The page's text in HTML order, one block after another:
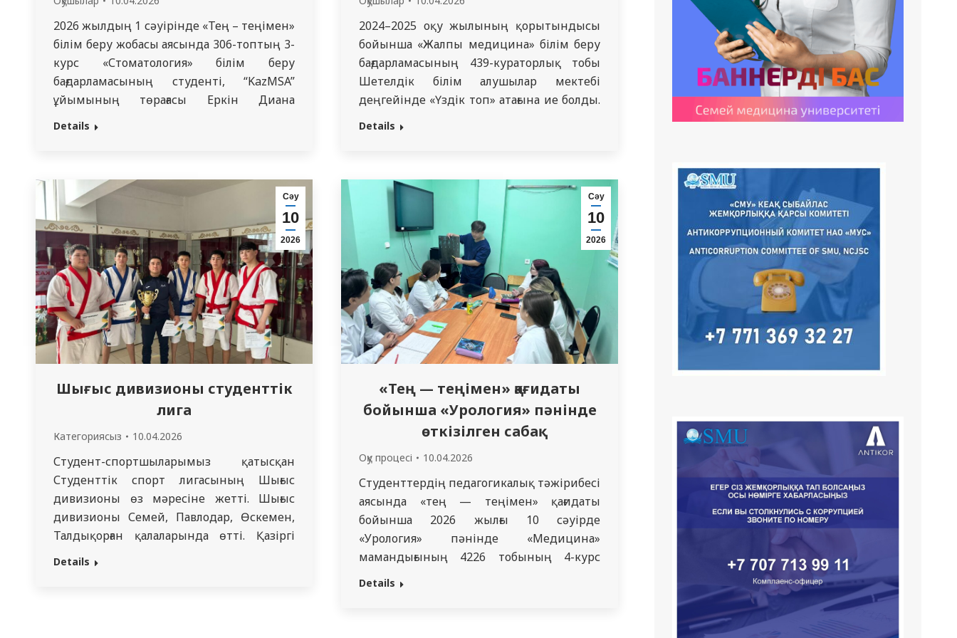
2024–2025 оқу жылының қорытындысы
бойынша «Жалпы медицина» білім беру
бағдарламасының 439-кураторлық тобы
Шетелдік білім алушылар мектебі
деңгейінде «Үздік топ» атағына ие болды.
Топ кураторы – доцент Д.М. Тусупова
студенттер университет өмірінің түрлі
бағыттарында жоғары белсенділік пен
елеулі жетістіктер көрсетті. Топ білім
алушылары ғылыми қызметке…
Details
2026 жылдың 1 сәуірінде «Тең – теңімен»
білім беру жобасы аясында 306-топтың 3-
курс «Стоматология» білім беру
бағдарламасының студенті, “KazMSA”
ұйымының төрағасы Еркін Диана
Дулатқызы ҚР ҰҒА академигі Т.Қ.Раисов
Манарбекқызының жетекшілігімен 1302
«Стоматология» ОБ тобының
студенттеріне және 208-топтың 2-курс
«Стоматология» білім беру
бағдарламасының студенттері Сеитова
Аделия,…
Details
Сәу
10
2026
Шығыс дивизионы студенттік
лига
Категориясыз 10.04.2026
Студент-спортшыларымыз қатысқан
Студенттік спорт лигасының Шығыс
дивизионы өз мәресіне жетті. Шығыс
дивизионы Семей, Павлодар, Өскемен,
Талдықорған қалаларында өтті. Қазіргі
таңда дене шынықтыру кафедрасы
Details
Сәу
10
2026
«Тең — теңімен» қағидаты
бойынша «Урология» пәнінде
өткізілген сабақ
Оқу процесі 10.04.2026
Студенттердің педагогикалық тәжірибесі
аясында «тең — теңімен» қағидаты
бойынша 2026 жылғы 10 сәуірде
«Урология» пәнінде «Медицина»
мамандығының 4226 тобының 4-курс
білім алушыларына арналған оқу сабағы
Details